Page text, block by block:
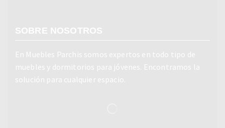
SOBRE NOSOTROS
En Muebles Parchis somos expertos en todo tipo de
muebles y dormitorios para jóvenes. Encontramos la
solución para cualquier espacio.